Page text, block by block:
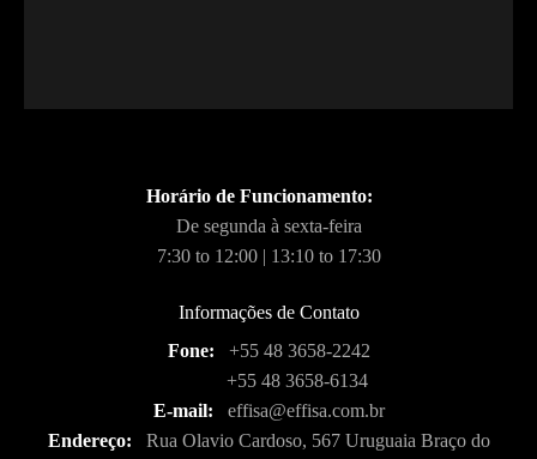
Horário de Funcionamento:
De segunda à sexta-feira
7:30 to 12:00 | 13:10 to 17:30
Informações de Contato
Fone:
+55 48 3658-2242
+55 48 3658-6134
E-mail:
effisa@effisa.com.br
Endereço:
Rua Olavio Cardoso, 567 Uruguaia Braço do